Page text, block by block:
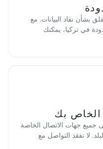
بشأن نفاد البيانات. مع
في تركيا، يمكنك
الخاص بك
جميع جهات الاتصال الخاصة
لا تفقد التواصل مع